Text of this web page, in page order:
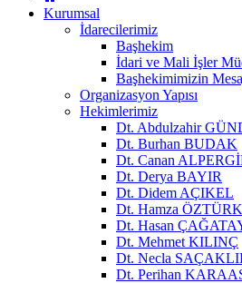
Kurumsal
İdarecilerimiz
Başhekim
İdari ve Mali İşler
Başhekimimizin
Organizasyon Yapısı
Hekimlerimiz
Dt. Abdulzahir
Dt. Burhan BUDAK
Dt. Canan
Dt. Derya BAYIR
Dt. Didem AÇIKEL
Dt. Hamza ÖZTÜRK
Dt. Hasan
Dt. Mehmet KILINÇ
Dt. Necla
Dt. Perihan